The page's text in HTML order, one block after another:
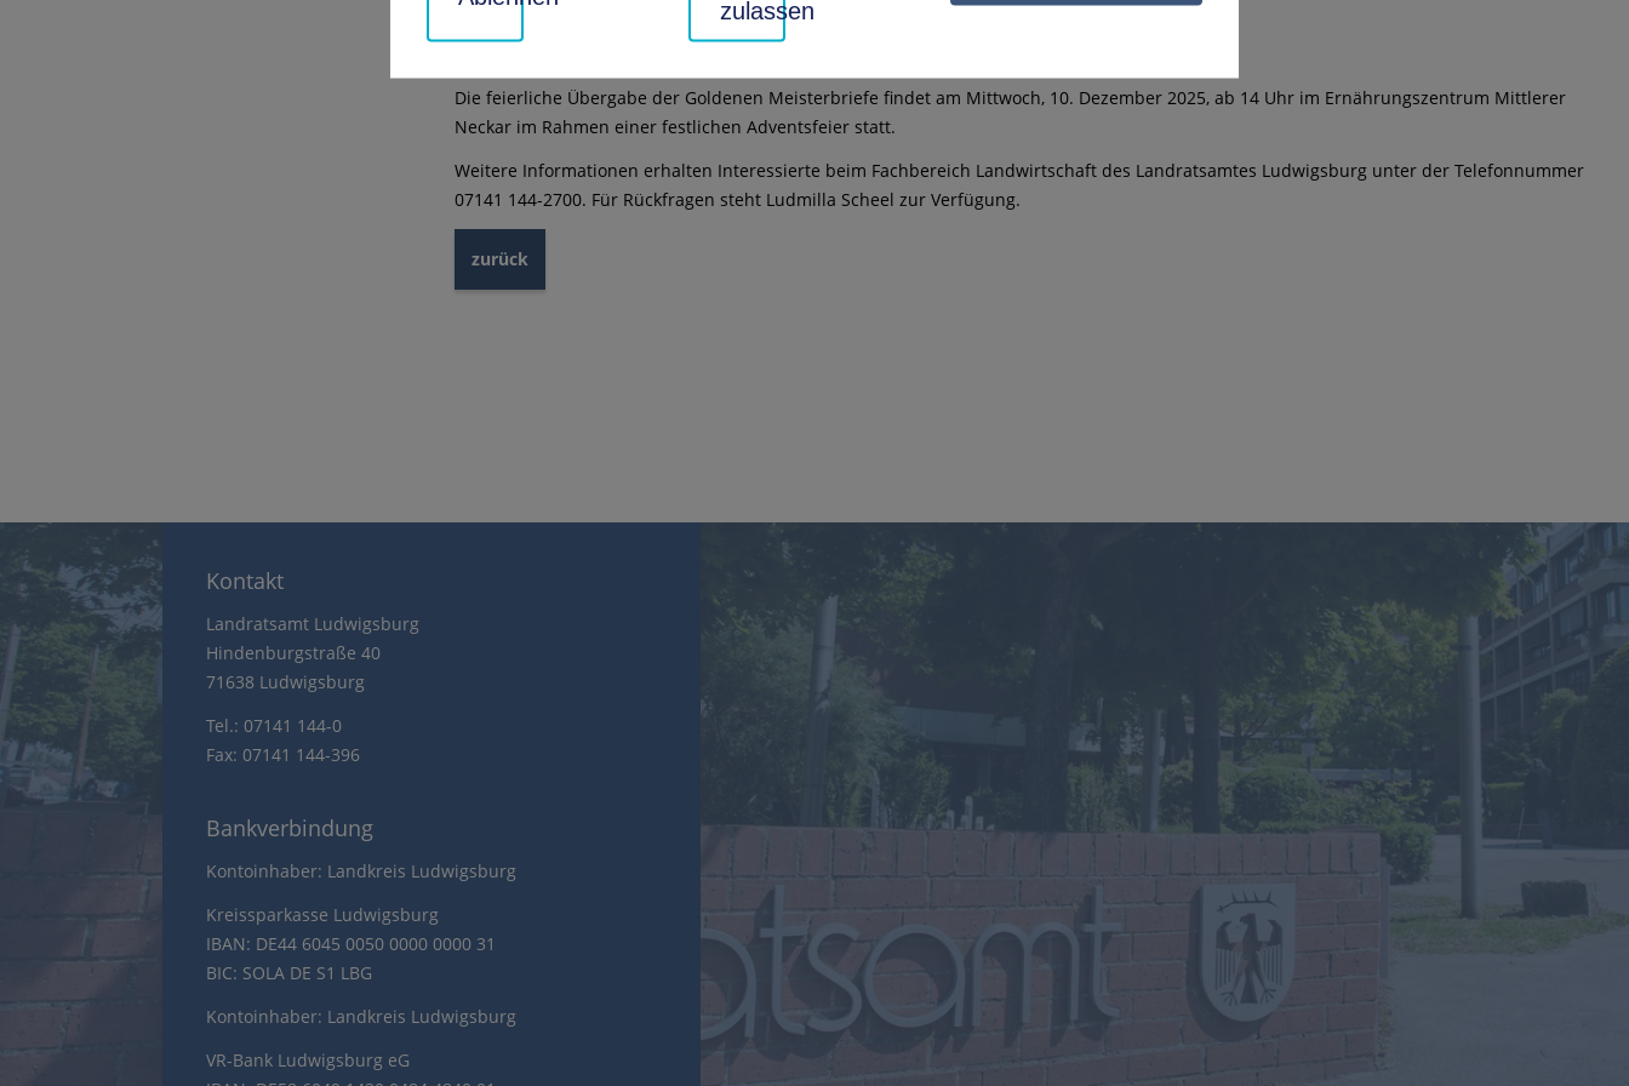
Antragstellerinnen.
Die feierliche Übergabe der Goldenen Meisterbriefe findet am Mittwoch, 10. Dezember 2025, ab 14 Uhr im Ernährungszentrum Mittlerer
Neckar im Rahmen einer festlichen Adventsfeier statt.
Weitere Informationen erhalten Interessierte beim Fachbereich Landwirtschaft des Landratsamtes Ludwigsburg unter der Telefonnummer
07141 144-2700. Für Rückfragen steht Ludmilla Scheel zur Verfügung.
zurück
Kontakt
Landratsamt Ludwigsburg
Hindenburgstraße 40
71638 Ludwigsburg
Tel.: 07141 144-0
Fax: 07141 144-396
Bankverbindung
Kontoinhaber: Landkreis Ludwigsburg
Kreissparkasse Ludwigsburg
IBAN: DE44 6045 0050 0000 0000 31
BIC: SOLA DE S1 LBG
Kontoinhaber: Landkreis Ludwigsburg
VR-Bank Ludwigsburg eG
zulassen